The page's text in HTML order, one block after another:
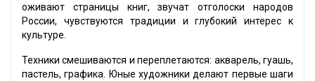
оживают страницы книг, звучат отголоски народов
России, чувствуются традиции и глубокий интерес к
культуре.
Техники смешиваются и переплетаются: акварель, гуашь,
пастель, графика. Юные художники делают первые шаги